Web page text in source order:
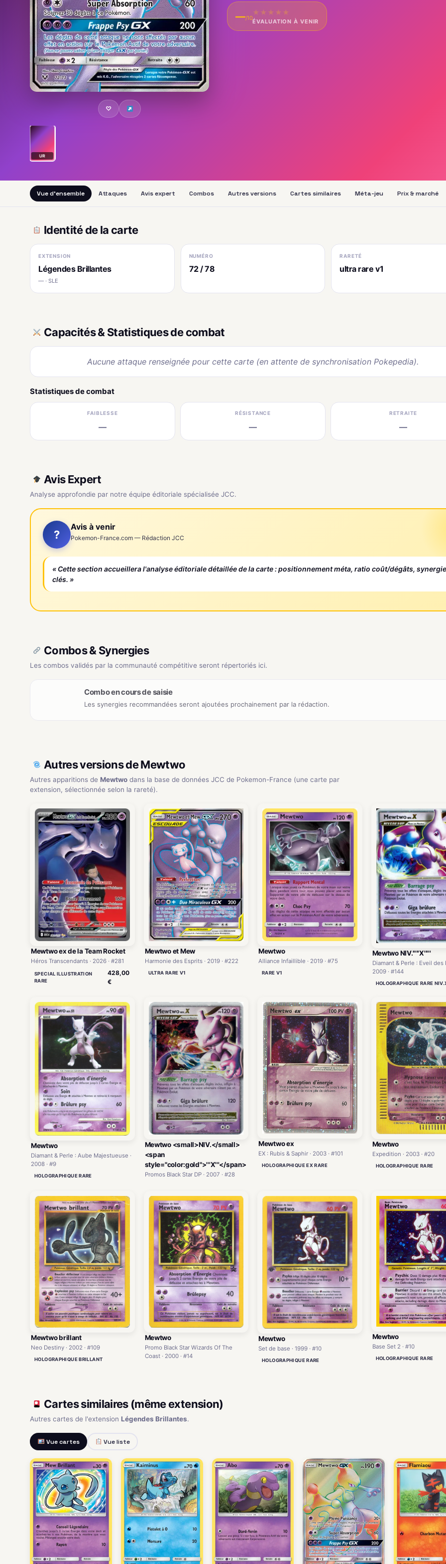
♡
UR
—/10
★ ★ ★ ★ ★
ÉVALUATION À VENIR
Vue d'ensemble Attaques Avis expert Combos Autres versions Cartes similaires Méta-jeu Prix & marché
Identité de la carte
EXTENSION
Légendes Brillantes
— · SLE
NUMÉRO
72 / 78
RARETÉ
ultra rare v1
Capacités & Statistiques de combat
Aucune attaque renseignée pour cette carte (en attente de synchronisation Pokepedia).
Statistiques de combat
FAIBLESSE
—
RÉSISTANCE
—
RETRAITE
—
Avis Expert
Analyse approfondie par notre équipe éditoriale spécialisée JCC.
?
Avis à venir
Pokemon-France.com — Rédaction JCC
« Cette section accueillera l'analyse éditoriale détaillée de la carte : positionnement méta, ratio coût/dégâts,
clés. »
Combos & Synergies
Les combos validés par la communauté compétitive seront répertoriés ici.
Combo en cours de saisie
Les synergies recommandées seront ajoutées prochainement par la rédaction.
Autres versions de Mewtwo
Autres apparitions de Mewtwo dans la base de données JCC de Pokemon-France (une carte par
extension, sélectionnée selon la rareté).
Mewtwo ex de la Team Rocket
Héros Transcendants · 2026 · #281
SPECIAL ILLUSTRATION
RARE
428,00
€
Mewtwo et Mew
Harmonie des Esprits · 2019 · #222
ULTRA RARE V1
Mewtwo
Alliance Infaillible · 2019 · #75
RARE V1
Mewtwo NIV.'''''X'''''
Diamant & Perle : Eveil des
2009 · #144
HOLOGRAPHIQUE RARE
Mewtwo
Diamant & Perle : Aube Majestueuse ·
2008 · #9
HOLOGRAPHIQUE RARE
Mewtwo <small>NIV.</small>
<span
style="color:gold">'''X'''</span>
Promos Black Star DP · 2007 · #28
Mewtwo ex
EX : Rubis & Saphir · 2003 · #101
HOLOGRAPHIQUE EX RARE
Mewtwo
Expedition · 2003 · #20
HOLOGRAPHIQUE RARE
Mewtwo brillant
Neo Destiny · 2002 · #109
HOLOGRAPHIQUE BRILLANT
Mewtwo
Promo Black Star Wizards Of The
Coast · 2000 · #14
Mewtwo
Set de base · 1999 · #10
HOLOGRAPHIQUE RARE
Mewtwo
Base Set 2 · #10
HOLOGRAPHIQUE RARE
Cartes similaires (même extension)
Autres cartes de l'extension Légendes Brillantes.
Vue cartes Vue liste